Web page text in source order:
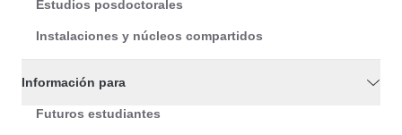
Estudios posdoctorales
Instalaciones y núcleos compartidos
Información para
Futuros estudiantes